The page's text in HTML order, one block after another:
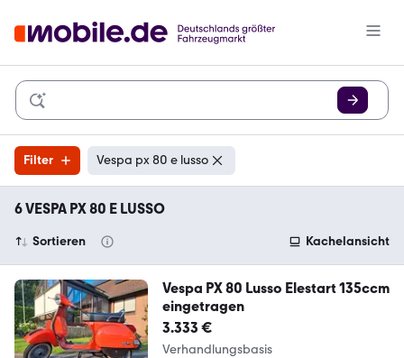
Filter Vespa px 80 e lusso
6 VESPA PX 80 E LUSSO
Sortieren Kachelansicht
Vespa PX 80 Lusso Elestart 135ccm
eingetragen
3.333 €
Verhandlungsbasis